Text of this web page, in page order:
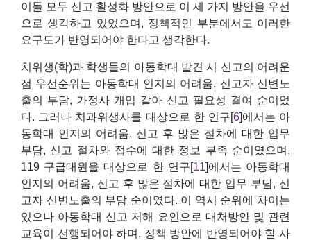
이들 모두 신고 활성화 방안으로 이 세 가지 방안을 우선
으로 생각하고 있었으며, 정책적인 부분에서도 이러한
요구도가 반영되어야 한다고 생각한다.
치위생(학)과 학생들의 아동학대 발견 시 신고의 어려운
점 우선순위는 아동학대 인지의 어려움, 신고자 신변노
출의 부담, 가정사 개입 같아 신고 필요성 결여 순이었
다. 그러나 치과위생사를 대상으로 한 연구[6]에서는 아
동학대 인지의 어려움, 신고 후 많은 절차에 대한 업무
부담, 신고 절차와 접수에 대한 정보 부족 순이였으며,
119 구급대원을 대상으로 한 연구[11]에서는 아동학대
인지의 어려움, 신고 후 많은 절차에 대한 업무 부담, 신
고자 신변노출의 부담 순이였다. 이 역시 순위에 차이는
있으나 아동학대 신고 저해 요인으로 대처방안 및 관련
교육이 선행되어야 하며, 정책 방안에 반영되어야 할 사